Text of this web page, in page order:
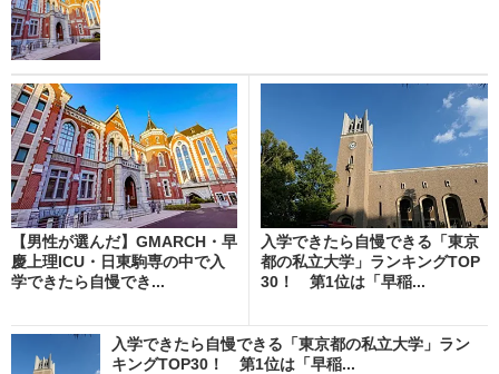
【男性が選んだ】GMARCH・早
慶上理ICU・日東駒専の中で入
学できたら自慢でき...
入学できたら自慢できる「東京
都の私立大学」ランキングTOP
30！ 第1位は「早稲...
入学できたら自慢できる「東京都の私立大学」ラン
キングTOP30！ 第1位は「早稲...